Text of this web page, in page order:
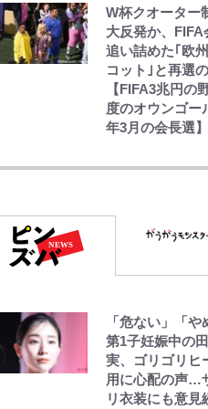
W杯クオーター
大反発か、FIFA
追い詰めた｢欧
コット｣と再選
【FIFA3兆円の
度のオウンゴー
年3月の会長選
る」魚だった！
さを知る
グ」での「NG
グ」7選！ 安全
につながる「荷
序や位置」積載
とは？「実体験
「危ない」「や
第1子妊娠中の
実、ゴリゴリヒ
用に心配の声…
リ衣装にも意見